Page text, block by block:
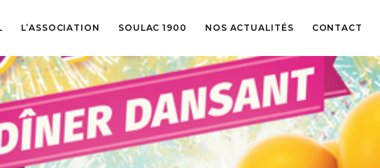
L’ASSOCIATION SOULAC 1900 NOS ACTUALITÉS CONTACT